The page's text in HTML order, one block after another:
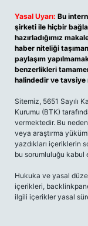
Yasal Uyarı: Bu
şirketi ile hiçbir
hazırladığımız
haber niteliği
paylaşım
benzerlikleri
halindedir ve tavsiye
Sitemiz, 5651 Sayılı
Kurumu (BTK)
vermektedir. Bu
veya araştırma
yazdıkları içeriklerin
bu sorumluluğu kabul
Hukuka ve yasal
içerikleri,
ilgili içerikler yasal